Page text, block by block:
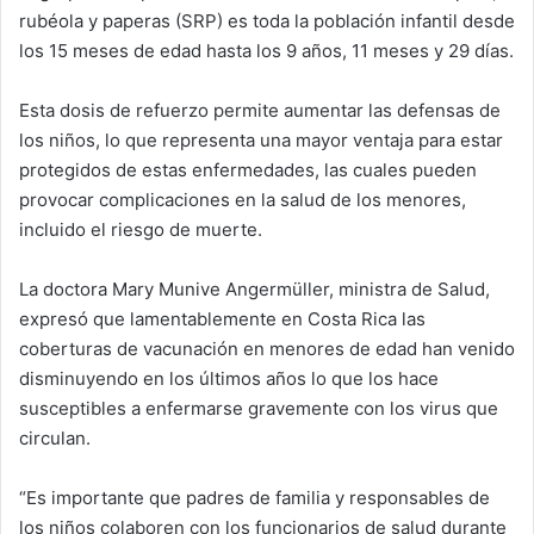
rubéola y paperas (SRP) es toda la población infantil desde
los 15 meses de edad hasta los 9 años, 11 meses y 29 días.
Esta dosis de refuerzo permite aumentar las defensas de
los niños, lo que representa una mayor ventaja para estar
protegidos de estas enfermedades, las cuales pueden
provocar complicaciones en la salud de los menores,
incluido el riesgo de muerte.
La doctora Mary Munive Angermüller, ministra de Salud,
expresó que lamentablemente en Costa Rica las
coberturas de vacunación en menores de edad han venido
disminuyendo en los últimos años lo que los hace
susceptibles a enfermarse gravemente con los virus que
circulan.
“Es importante que padres de familia y responsables de
los niños colaboren con los funcionarios de salud durante